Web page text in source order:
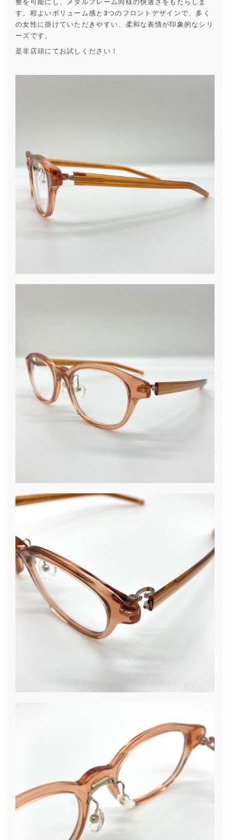
す。程よいボリューム感と3つのフロントデザインで、多く
の女性に掛けていただきやすい、柔和な表情が印象的なシリ
ーズです。
是非店頭にてお試しください！